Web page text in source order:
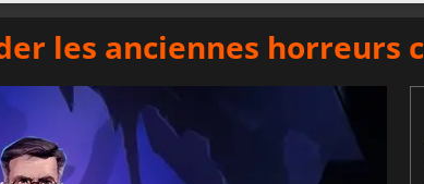
les anciennes horreurs